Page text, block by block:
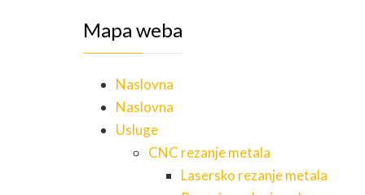
Mapa weba
Naslovna
Naslovna
Usluge
CNC rezanje metala
Lasersko rezanje metala